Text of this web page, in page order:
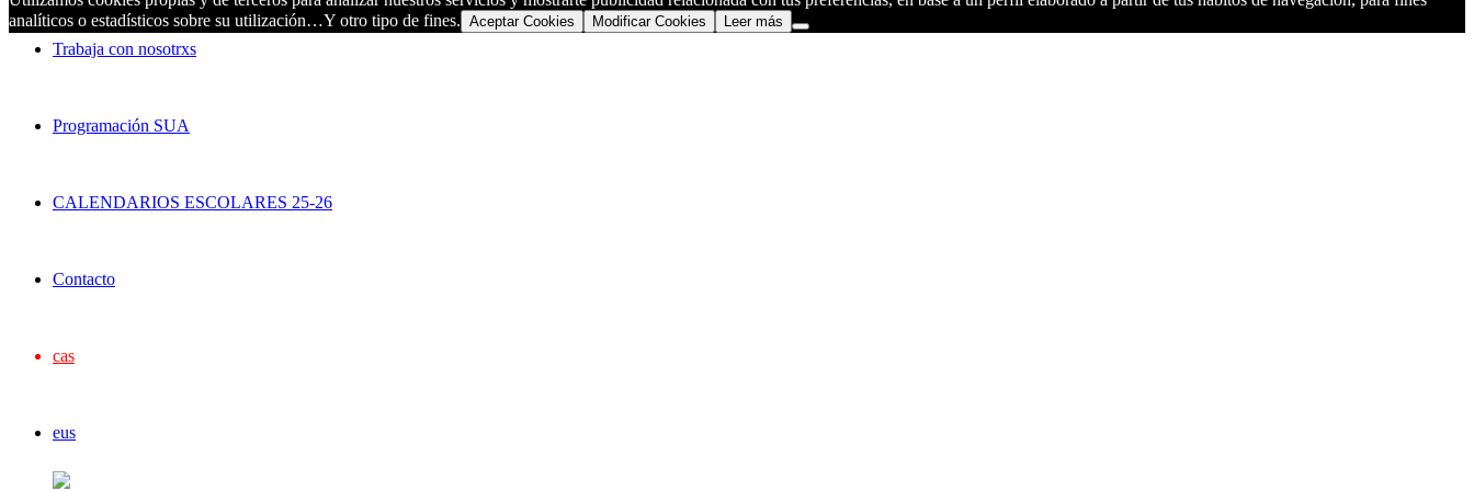
Trabaja con nosotrxs
Programación SUA
CALENDARIOS ESCOLARES 25-26
Contacto
cas
eus
analíticos o estadísticos sobre su utilización…Y otro tipo de fines. Aceptar Cookies Modificar Cookies Leer más